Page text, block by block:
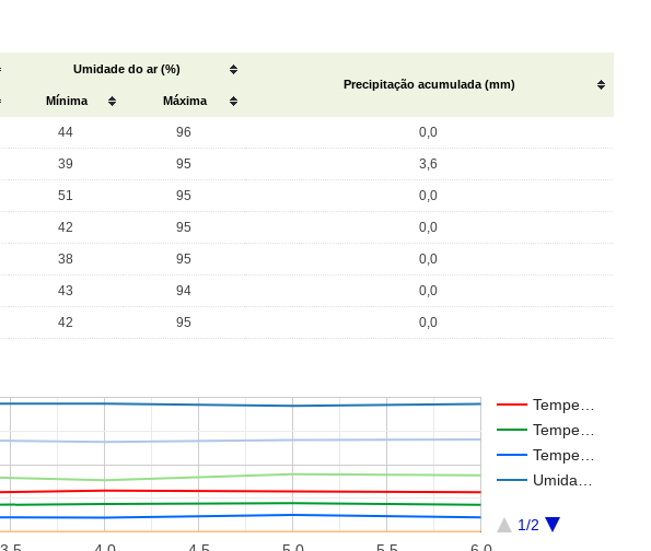
Umidade do ar (%)
Precipitação acumulada (mm)
Mínima Máxima
44 96 0,0
39 95 3,6
51 95 0,0
42 95 0,0
38 95 0,0
43 94 0,0
42 95 0,0
Tempe…
Tempe…
Tempe…
Umida…
1/2